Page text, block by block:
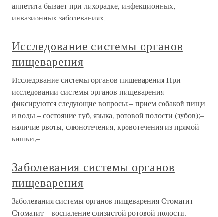
аппетита бывает при лихорадке, инфекционных,
инвазионных заболеваниях,
Исследование системы органов
пищеварения
Исследование системы органов пищеварения При
исследовании системы органов пищеварения
фиксируются следующие вопросы:– прием собакой пищи
и воды;– состояние губ, языка, ротовой полости (зубов);–
наличие рвоты, слюнотечения, кровотечения из прямой
кишки;–
Заболевания системы органов
пищеварения
Заболевания системы органов пищеварения Стоматит
Стоматит – воспаление слизистой ротовой полости.